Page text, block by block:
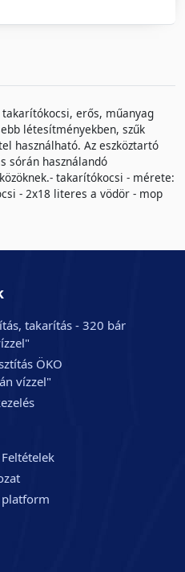
erős, műanyag
létesítményekben, szűk
használható. Az eszköztartó
sórán használandó
takarítókocsi - mérete:
- 2x18 literes a vödör - mop
takarítás - 320 bár
ÖKO
vízzel"